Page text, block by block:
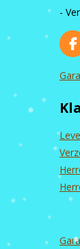
-
F
a
c
o
k